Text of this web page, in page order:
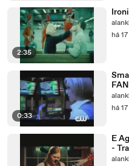
2:35
há
0:33
há
E
-